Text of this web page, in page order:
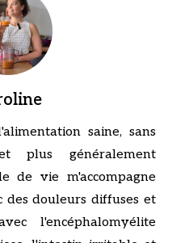
saine, sans
plus généralement
de vie m'accompagne
douleurs diffuses et
l'encéphalomyélite